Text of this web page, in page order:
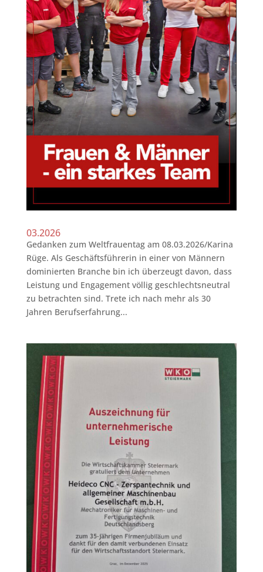
03.2026
Gedanken zum Weltfrauentag am 08.03.2026/Karina
Rüge. Als Geschäftsführerin in einer von Männern
dominierten Branche bin ich überzeugt davon, dass
Leistung und Engagement völlig geschlechtsneutral
zu betrachten sind. Trete ich nach mehr als 30
Jahren Berufserfahrung...